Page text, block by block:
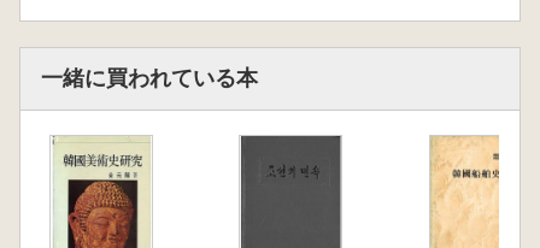
一緒に買われている本